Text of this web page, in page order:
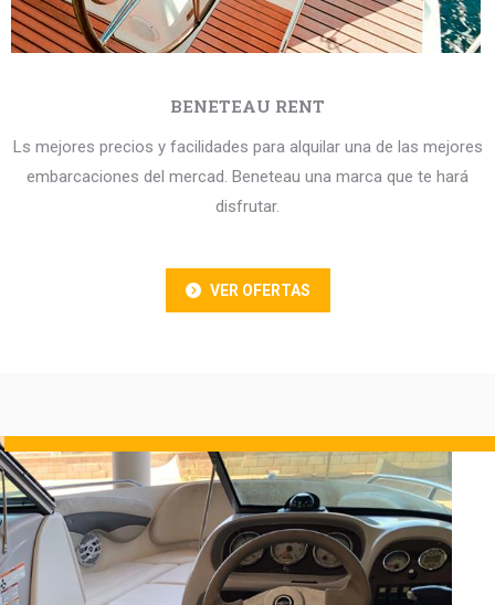
BENETEAU RENT
Ls mejores precios y facilidades para alquilar una de las mejores
embarcaciones del mercad. Beneteau una marca que te hará
disfrutar.
VER OFERTAS